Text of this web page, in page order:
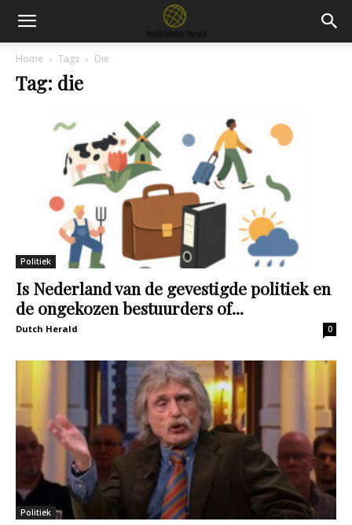
Home Tags Die
Tag: die
Politiek
Is Nederland van de gevestigde politiek en
de ongekozen bestuurders of...
Dutch Herald 0
Politiek